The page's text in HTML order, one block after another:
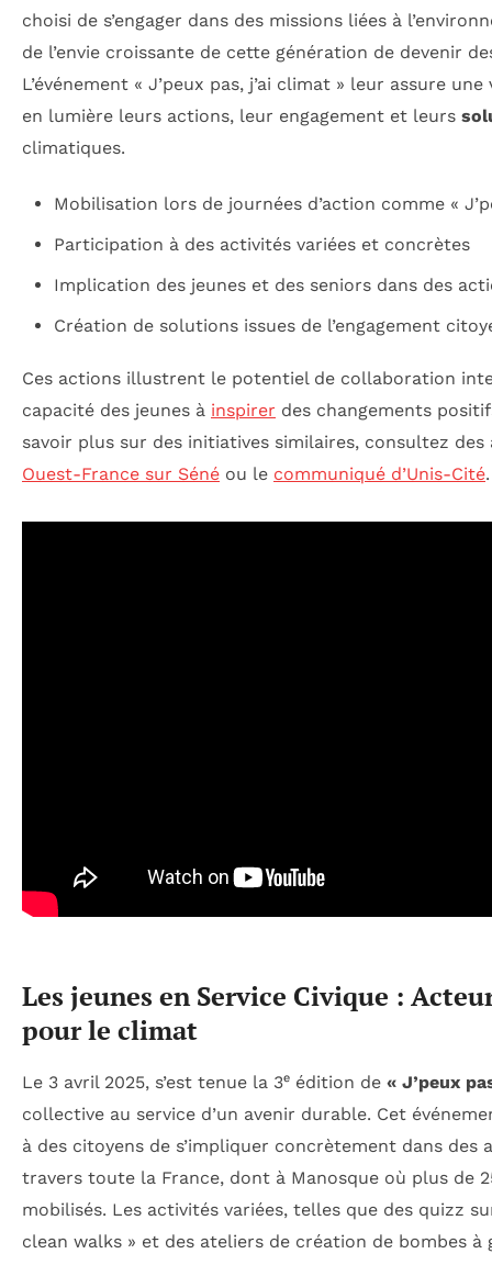
choisi de s’engager dans des missions liées à
de l’envie croissante de cette génération de devenir
L’événement « J’peux pas, j’ai climat » leur assure
en lumière leurs actions, leur engagement et leurs
climatiques.
Mobilisation lors de journées d’action comme «
Participation à des activités variées et concrètes
Implication des jeunes et des seniors dans des
Création de solutions issues de l’engagement
Ces actions illustrent le potentiel de collaboration
capacité des jeunes à inspirer des changements
savoir plus sur des initiatives similaires, consultez
Ouest-France sur Séné ou le communiqué d’Unis-Cité.
Les jeunes en Service Civique :
pour le climat
Le 3 avril 2025, s’est tenue la 3ᵉ édition de « J’peux
collective au service d’un avenir durable. Cet
à des citoyens de s’impliquer concrètement dans des
travers toute la France, dont à Manosque où plus de
mobilisés. Les activités variées, telles que des quizz
clean walks » et des ateliers de création de bombes à